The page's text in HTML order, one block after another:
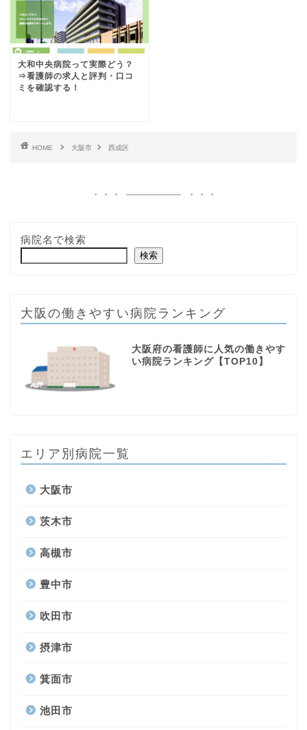
大和中央病院って実際どう？
⇒看護師の求人と評判・口コ
ミを確認する！
HOME 大阪市 西成区
病院名で検索
検索
大阪の働きやすい病院ランキング
大阪府の看護師に人気の働きやす
い病院ランキング【TOP10】
エリア別病院一覧
大阪市
茨木市
高槻市
豊中市
吹田市
摂津市
箕面市
池田市